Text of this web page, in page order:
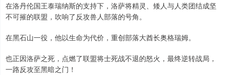
在洛丹伦国王泰瑞纳斯的支持下，洛萨将精灵、矮人与人类团结成坚
不可摧的联盟，吹响了反攻兽人部落的号角。
在黑石山一役，他以生命为代价，重创部落大酋长奥格瑞姆。
也正因洛萨之死，点燃了联盟将士死战不退的怒火，最终逆转战局，
一路反攻至黑暗之门！